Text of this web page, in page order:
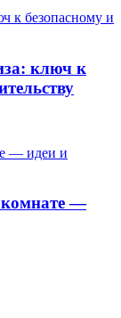
ключ к
комнате —